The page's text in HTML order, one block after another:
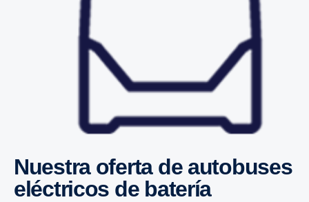
Nuestra oferta de autobuses
eléctricos de batería